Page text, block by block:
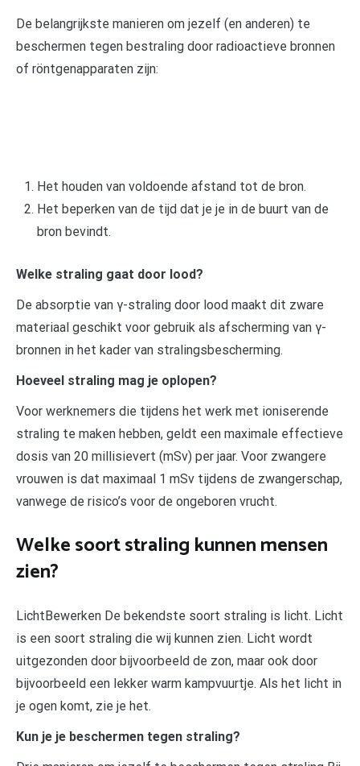
De belangrijkste manieren om jezelf (en anderen) te
beschermen tegen bestraling door radioactieve bronnen
of röntgenapparaten zijn:
Het houden van voldoende afstand tot de bron.
Het beperken van de tijd dat je je in de buurt van de
bron bevindt.
Welke straling gaat door lood?
De absorptie van γ-straling door lood maakt dit zware
materiaal geschikt voor gebruik als afscherming van γ-
bronnen in het kader van stralingsbescherming.
Hoeveel straling mag je oplopen?
Voor werknemers die tijdens het werk met ioniserende
straling te maken hebben, geldt een maximale effectieve
dosis van 20 millisievert (mSv) per jaar. Voor zwangere
vrouwen is dat maximaal 1 mSv tijdens de zwangerschap,
vanwege de risico’s voor de ongeboren vrucht.
Welke soort straling kunnen mensen
zien?
LichtBewerken De bekendste soort straling is licht. Licht
is een soort straling die wij kunnen zien. Licht wordt
uitgezonden door bijvoorbeeld de zon, maar ook door
bijvoorbeeld een lekker warm kampvuurtje. Als het licht in
je ogen komt, zie je het.
Kun je je beschermen tegen straling?